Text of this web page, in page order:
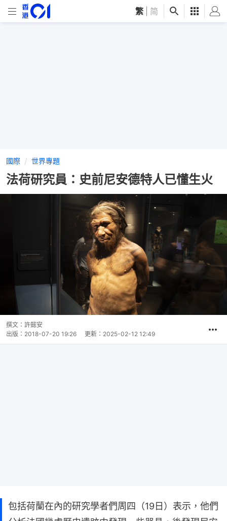
繁 简
國際 世界專題
法荷研究員：史前尼安德特人已懂生火
撰文： 許懿安
出版： 2018-07-20 19:26 更新： 2025-02-12 12:49
包括荷蘭在內的研究學者們周四（19日）表示，他們